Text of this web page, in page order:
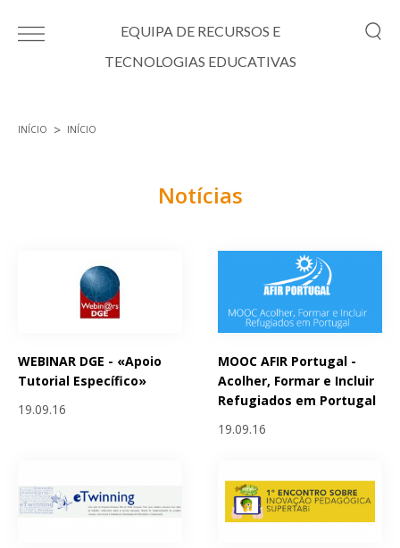
EQUIPA DE RECURSOS E
TECNOLOGIAS EDUCATIVAS
INÍCIO INÍCIO
Notícias
WEBINAR DGE - «Apoio
Tutorial Específico»
19.09.16
MOOC AFIR Portugal -
Acolher, Formar e Incluir
Refugiados em Portugal
19.09.16
Páginas